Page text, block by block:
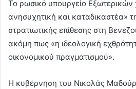
Το ρωσικό υπουργείο Εξωτερικών
ανησυχητική και καταδικαστέα»
στρατιωτικής επίθεσης στη
ακόμη πως «η ιδεολογική
οικονομικού πραγματισμού».
Η κυβέρνηση του Νικολάς